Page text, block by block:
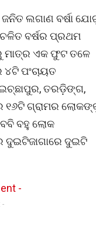
ଲଗାଣ ବର୍ଷା
ବର୍ଷର ପ୍ରଥମ
ମାତ୍ର ଏକ ଫୁଟ ତଳେ
ପଂଚାୟତ
ତରଡ଼ିଙ୍ଗ,
୧୬ଟି ଗ୍ରାମର
ବହୁ ଲୋକ
ଦୁଇଟିଜାଗାରେ ଦୁଇଟି
-